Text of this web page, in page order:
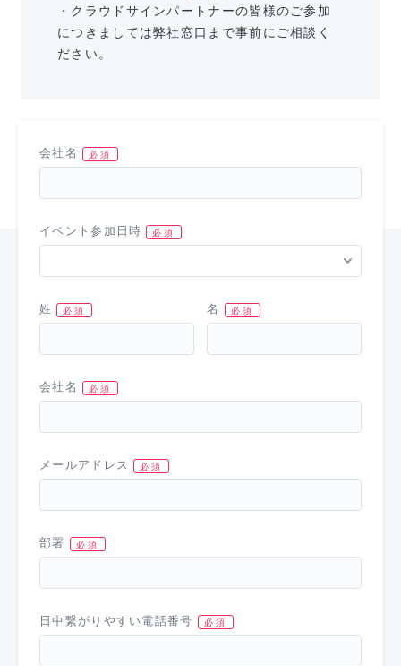
・クラウドサインパートナーの皆様のご参加
につきましては弊社窓口まで事前にご相談く
ださい。
会社名
イベント参加日時
姓 名
会社名
メールアドレス
部署
日中繋がりやすい電話番号